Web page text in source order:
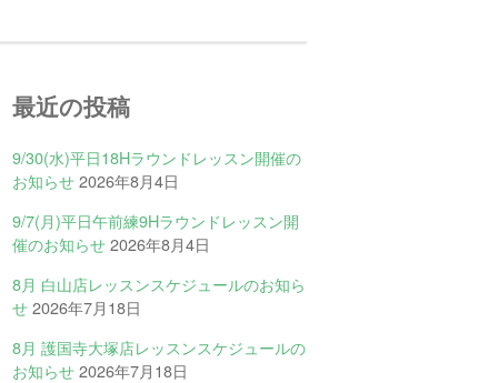
最近の投稿
9/30(水)平日18Hラウンドレッスン開催の
お知らせ2026年8月4日
9/7(月)平日午前練9Hラウンドレッスン開
催のお知らせ2026年8月4日
8月 白山店レッスンスケジュールのお知ら
せ2026年7月18日
8月 護国寺大塚店レッスンスケジュールの
お知らせ2026年7月18日